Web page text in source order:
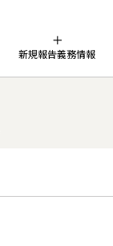
新規報告義務情報